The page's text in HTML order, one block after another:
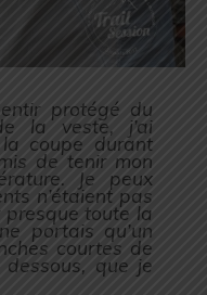
protégé du
la veste, j’ai
coupe durant
de tenir mon
Je peux
n’étaient pas
toute la
portais qu’un
courtes de
que je